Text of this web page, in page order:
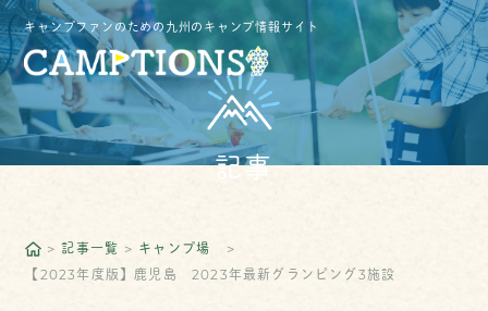
キャンプファンのための九州のキャンプ情報サイト
記事
記事一覧
キャンプ場
【2023年度版】鹿児島 2023年最新グランピング3施設